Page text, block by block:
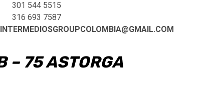
301 544 5515
316 693 7587
INTERMEDIOSGROUPCOLOMBIA@GMAIL.COM
– 75 ASTORGA